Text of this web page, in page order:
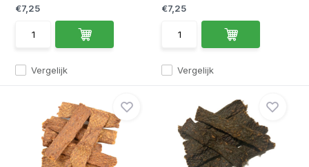
Vergelijk
€7,25
Vergelijk
€7,25